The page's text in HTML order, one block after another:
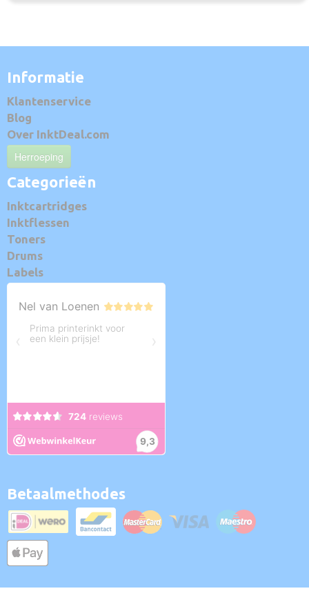
Informatie
Klantenservice
Blog
Over InktDeal.com
Herroeping
Categorieën
Inktcartridges
Inktflessen
Toners
Drums
Labels
Betaalmethodes